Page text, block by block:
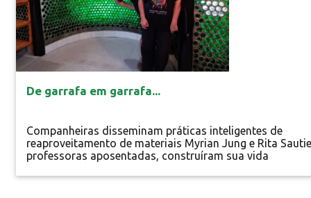
De garrafa em garrafa...
Companheiras disseminam práticas inteligentes de
reaproveitamento de materiais Myrian Jung e Rita
professoras aposentadas, construíram sua vida
crianças e adolescentes, criando projetos de